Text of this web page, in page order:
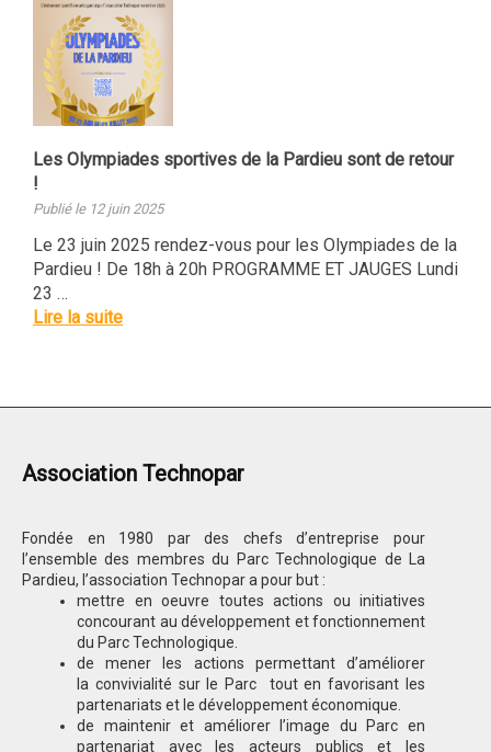
Les Olympiades sportives de la Pardieu sont de retour
!
Publié le 12 juin 2025
Le 23 juin 2025 rendez-vous pour les Olympiades de la
Pardieu ! De 18h à 20h PROGRAMME ET JAUGES Lundi
23 …
Lire la suite
Association Technopar
Fondée en 1980 par des chefs d’entreprise pour
l’ensemble des membres du Parc Technologique de La
Pardieu, l’association Technopar a pour but :
mettre en oeuvre toutes actions ou initiatives
concourant au développement et fonctionnement
du Parc Technologique.
de mener les actions permettant d’améliorer
la convivialité sur le Parc tout en favorisant les
partenariats et le développement économique.
de maintenir et améliorer l’image du Parc en
partenariat avec les acteurs publics et les